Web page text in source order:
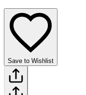
Save to Wishlist